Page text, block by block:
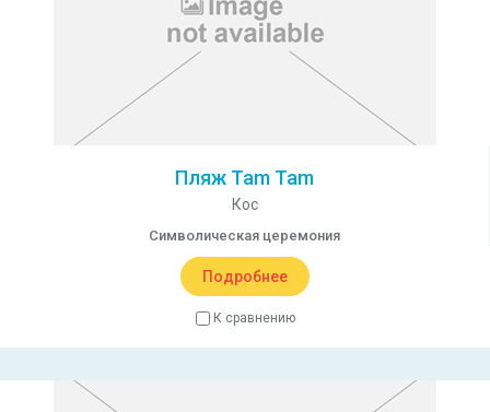
Пляж Tam Tam
Кос
Символическая церемония
Подробнее
К сравнению